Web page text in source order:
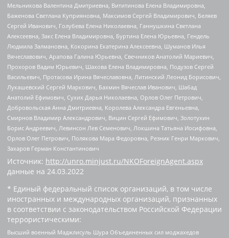
Мельникова Валентина Дмитриевна, Вититинова Елена Владимировна,
Баженова Светлана Куприяновна, Максимов Сергей Владимирович, Беляев
Сергей Иванович, Голубева Елена Николаевна, Ганнушкина Светлана
Алексеевна, Закс Елена Владимировна, Буртина Елена Юрьевна, Гендель
Людмила Залмановна, Кокорина Екатерина Алексеевна, Шуманов Илья
Вячеславович, Арапова Галина Юрьевна, Свечников Анатолий Мариевич,
Прохоров Вадим Юрьевич, Шахова Елена Владимировна, Подузов Сергей
Васильевич, Протасова Ирина Вячеславовна, Литинский Леонид Борисович,
Лукашевский Сергей Маркович, Бахмин Вячеслав Иванович, Шабад
Анатолий Ефимович, Сухих Дарья Николаевна, Орлов Олег Петрович,
Добровольская Анна Дмитриевна, Королева Александра Евгеньевна,
Смирнов Владимир Александрович, Вицин Сергей Ефимович, Золотухин
Борис Андреевич, Левинсон Лев Семенович, Локшина Татьяна Иосифовна,
Орлов Олег Петрович, Полякова Мара Федоровна, Резник Генри Маркович,
Захаров Герман Константинович
Источник: http://unro.minjust.ru/NKOForeignAgent.aspx
данные на 24.03.2022
* Единый федеральный список организаций, в том числе
иностранных и международных организаций, признанных
в соответствии с законодательством Российской Федерации
террористическими:
Высший военный Маджлисуль Шура Объединенных сил моджахедов